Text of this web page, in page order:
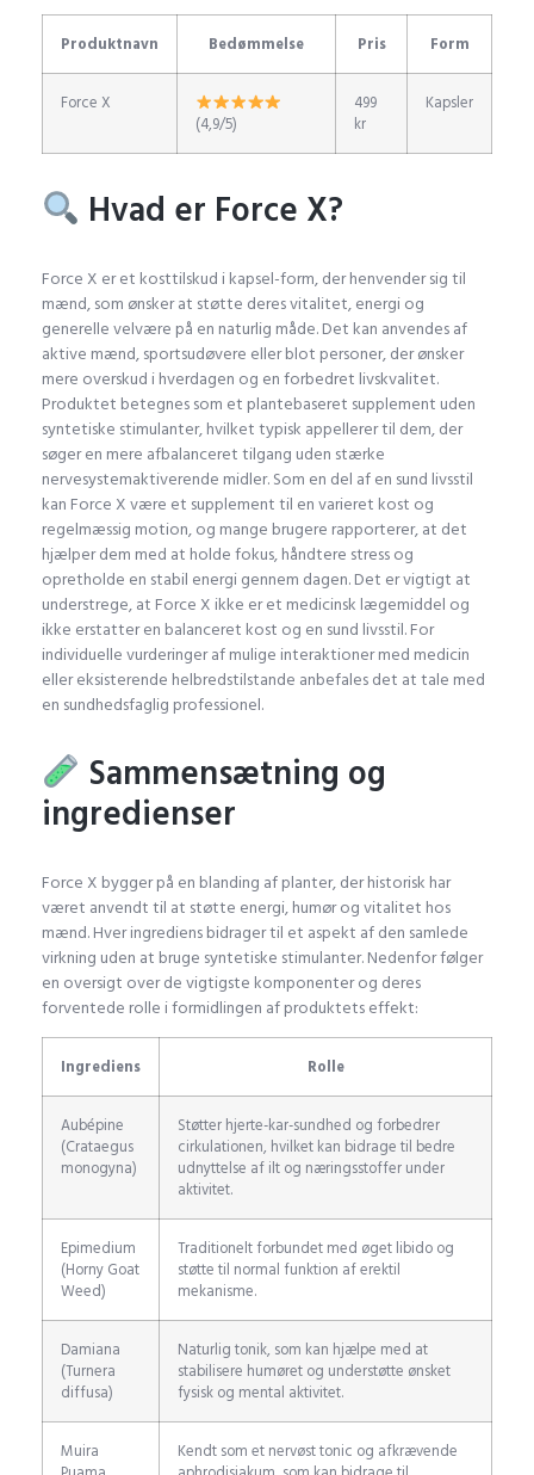
Produktnavn Bedømmelse Pris Form
Force X
(4,9/5)
499
kr
Kapsler
Hvad er Force X?
Force X er et kosttilskud i kapsel-form, der henvender sig til
mænd, som ønsker at støtte deres vitalitet, energi og
generelle velvære på en naturlig måde. Det kan anvendes af
aktive mænd, sportsudøvere eller blot personer, der ønsker
mere overskud i hverdagen og en forbedret livskvalitet.
Produktet betegnes som et plantebaseret supplement uden
syntetiske stimulanter, hvilket typisk appellerer til dem, der
søger en mere afbalanceret tilgang uden stærke
nervesystemaktiverende midler. Som en del af en sund livsstil
kan Force X være et supplement til en varieret kost og
regelmæssig motion, og mange brugere rapporterer, at det
hjælper dem med at holde fokus, håndtere stress og
opretholde en stabil energi gennem dagen. Det er vigtigt at
understrege, at Force X ikke er et medicinsk lægemiddel og
ikke erstatter en balanceret kost og en sund livsstil. For
individuelle vurderinger af mulige interaktioner med medicin
eller eksisterende helbredstilstande anbefales det at tale med
en sundhedsfaglig professionel.
Sammensætning og
ingredienser
Force X bygger på en blanding af planter, der historisk har
været anvendt til at støtte energi, humør og vitalitet hos
mænd. Hver ingrediens bidrager til et aspekt af den samlede
virkning uden at bruge syntetiske stimulanter. Nedenfor følger
en oversigt over de vigtigste komponenter og deres
forventede rolle i formidlingen af produktets effekt:
Ingrediens Rolle
Aubépine
(Crataegus
monogyna)
Støtter hjerte-kar-sundhed og forbedrer
cirkulationen, hvilket kan bidrage til bedre
udnyttelse af ilt og næringsstoffer under
aktivitet.
Epimedium
(Horny Goat
Weed)
Traditionelt forbundet med øget libido og
støtte til normal funktion af erektil
mekanisme.
Damiana
(Turnera
diffusa)
Naturlig tonik, som kan hjælpe med at
stabilisere humøret og understøtte ønsket
fysisk og mental aktivitet.
Muira
Kendt som et nervøst tonic og afkrævende